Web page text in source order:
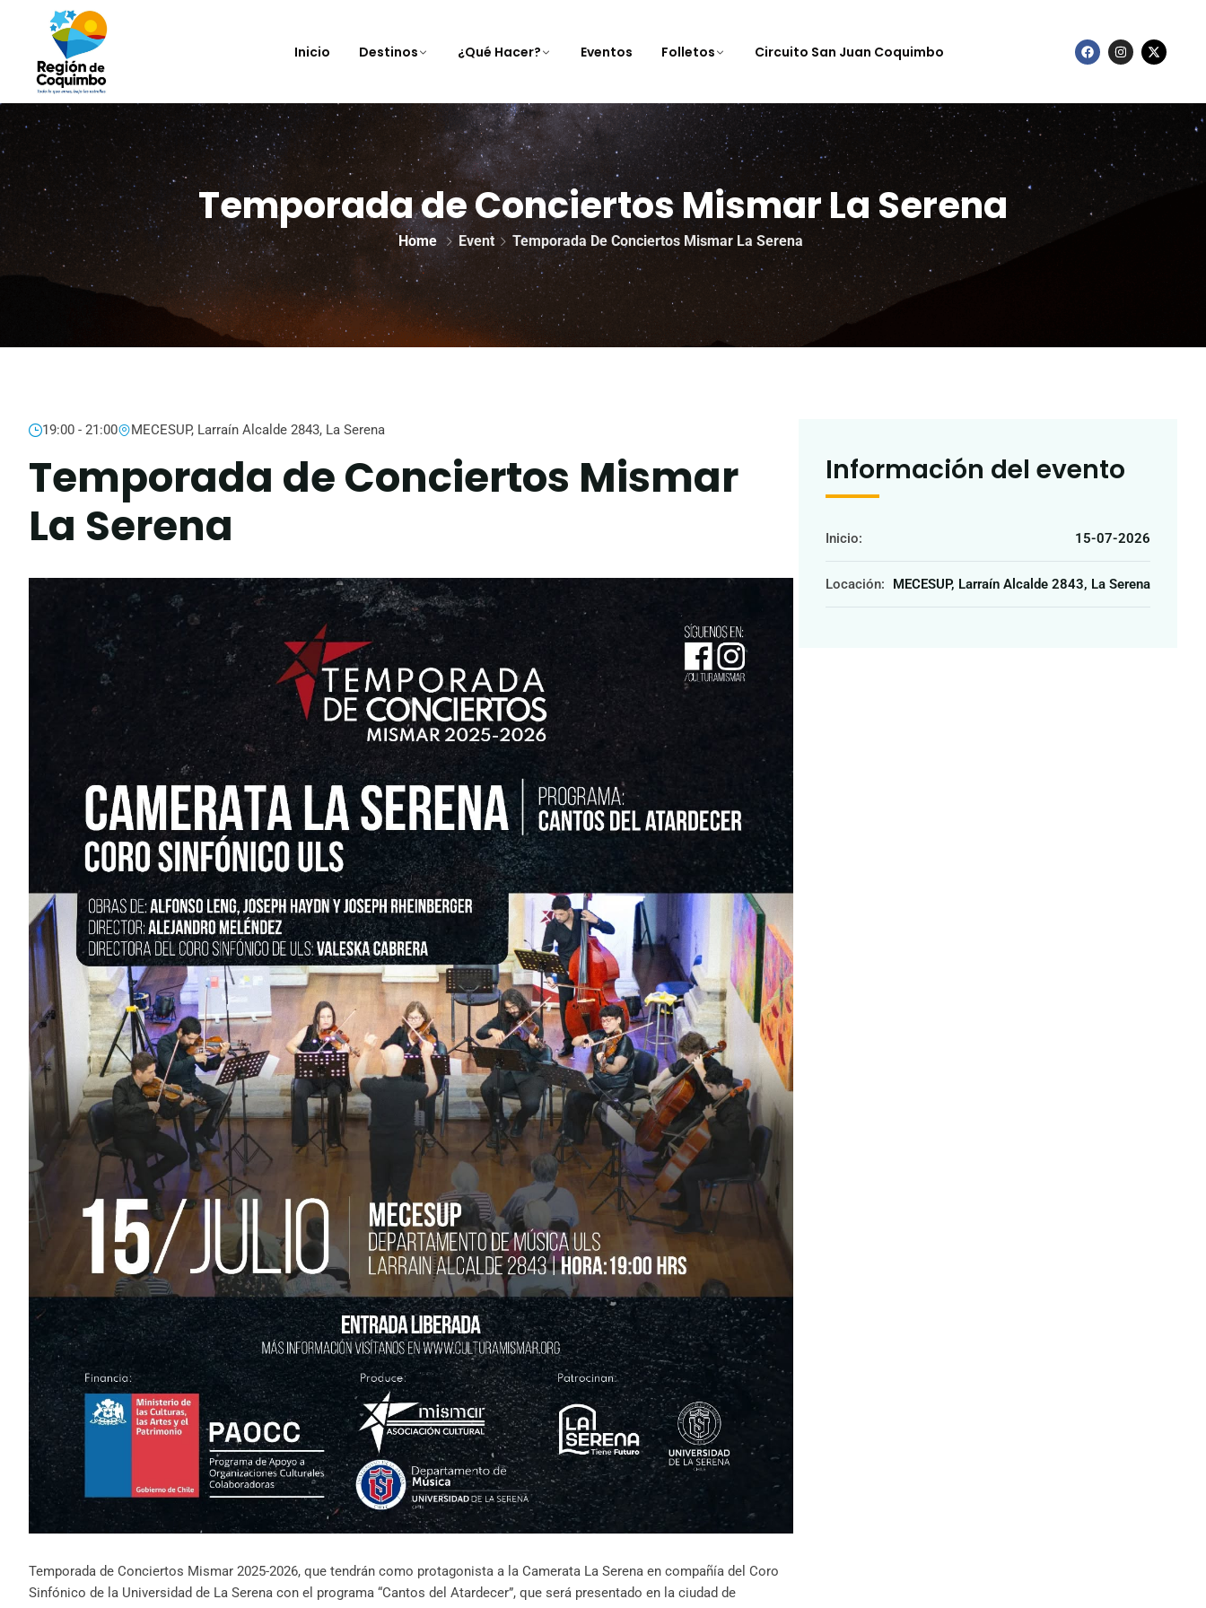
Inicio Destinos ¿Qué Hacer? Eventos Folletos Circuito San Juan Coquimbo
Temporada de Conciertos Mismar La Serena
Home Event Temporada De Conciertos Mismar La Serena
19:00 - 21:00 MECESUP, Larraín Alcalde 2843, La Serena
Temporada de Conciertos Mismar
La Serena
Temporada de Conciertos Mismar 2025-2026, que tendrán como protagonista a la Camerata La Serena en compañía del Coro
Sinfónico de la Universidad de La Serena con el programa “Cantos del Atardecer”, que será presentado en la ciudad de
Información del evento
Inicio: 15-07-2026
Locación: MECESUP, Larraín Alcalde 2843, La Serena